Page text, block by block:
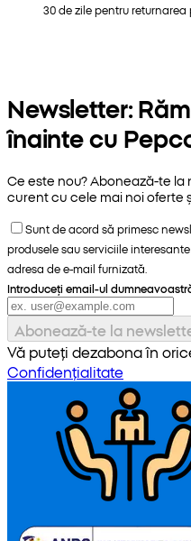
30 de zile pentru returnarea
Newsletter:
înainte cu
Ce este nou? Abonează-te
curent cu cele mai noi oferte
Sunt de acord să primesc
produsele sau serviciile
adresa de e-mail furnizată.
Introduceți email-ul
Abonează-te la
Vă puteți dezabona în
Confidențialitate